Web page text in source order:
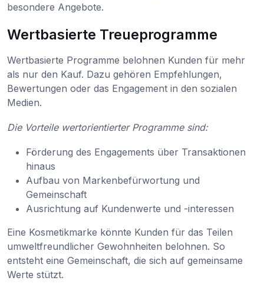
besondere Angebote.
Wertbasierte Treueprogramme
Wertbasierte Programme belohnen Kunden für mehr
als nur den Kauf. Dazu gehören Empfehlungen,
Bewertungen oder das Engagement in den sozialen
Medien.
Die Vorteile wertorientierter Programme sind:
Förderung des Engagements über Transaktionen
hinaus
Aufbau von Markenbefürwortung und
Gemeinschaft
Ausrichtung auf Kundenwerte und -interessen
Eine Kosmetikmarke könnte Kunden für das Teilen
umweltfreundlicher Gewohnheiten belohnen. So
entsteht eine Gemeinschaft, die sich auf gemeinsame
Werte stützt.